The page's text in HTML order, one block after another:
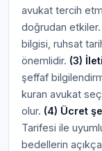
avukat tercih
doğrudan etkiler.
bilgisi, ruhsat
önemlidir. (3)
şeffaf
kuran avukat
olur. (4) Ücret
Tarifesi ile
bedellerin